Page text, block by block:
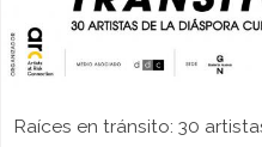
Raíces en tránsito: 30